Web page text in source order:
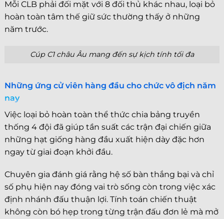
Mỗi CLB phải đối mặt với 8 đối thủ khác nhau, loại bỏ
hoàn toàn tâm thế giữ sức thường thấy ở những
năm trước.
Cúp C1 châu Âu mang đến sự kịch tính tối đa
Những ứng cử viên hàng đầu cho chức vô địch năm
nay
Việc loại bỏ hoàn toàn thể thức chia bảng truyền
thống 4 đội đã giúp tần suất các trận đại chiến giữa
những hạt giống hàng đầu xuất hiện dày đặc hơn
ngay từ giai đoạn khởi đầu.
Chuyên gia đánh giá rằng hệ số bàn thắng bại và chỉ
số phụ hiện nay đóng vai trò sống còn trong việc xác
định nhánh đấu thuận lợi. Tính toán chiến thuật
không còn bó hẹp trong từng trận đấu đơn lẻ mà mở